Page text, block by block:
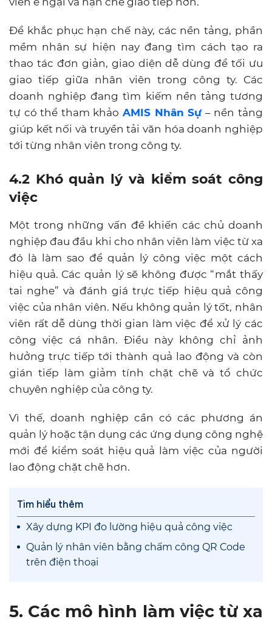
Để khắc phục hạn chế này, các nền tảng, phần
mềm nhân sự hiện nay đang tìm cách tạo ra
thao tác đơn giản, giao diện dễ dùng để tối ưu
giao tiếp giữa nhân viên trong công ty. Các
doanh nghiệp đang tìm kiếm nền tảng tương
tự có thể tham khảo AMIS Nhân Sự – nền tảng
giúp kết nối và truyền tải văn hóa doanh nghiệp
tới từng nhân viên trong công ty.
4.2 Khó quản lý và kiểm soát công
việc
Một trong những vấn đề khiến các chủ doanh
nghiệp đau đầu khi cho nhân viên làm việc từ xa
đó là làm sao để quản lý công việc một cách
hiệu quả. Các quản lý sẽ không được “mắt thấy
tai nghe” và đánh giá trực tiếp hiệu quả công
việc của nhân viên. Nếu không quản lý tốt, nhân
viên rất dễ dùng thời gian làm việc để xử lý các
công việc cá nhân. Điều này không chỉ ảnh
hưởng trực tiếp tới thành quả lao động và còn
gián tiếp làm giảm tính chặt chẽ và tổ chức
chuyên nghiệp của công ty.
Vì thế, doanh nghiệp cần có các phương án
quản lý hoặc tận dụng các ứng dụng công nghệ
mới để kiểm soát hiệu quả làm việc của người
lao động chặt chẽ hơn.
Tìm hiểu thêm
Xây dựng KPI đo lường hiệu quả công việc
Quản lý nhân viên bằng chấm công QR Code
trên điện thoại
5. Các mô hình làm việc từ xa